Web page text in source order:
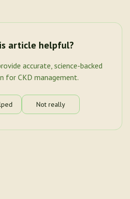
article helpful?
accurate, science-backed
for CKD management.
Not really